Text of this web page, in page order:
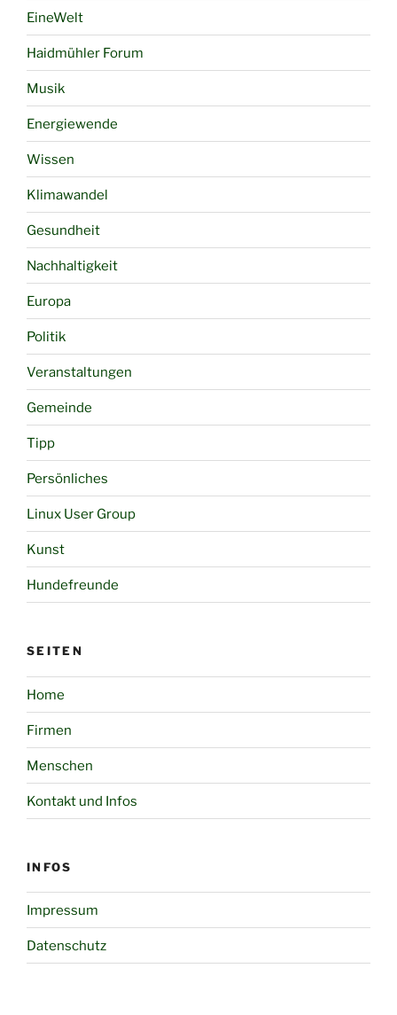
EineWelt
Haidmühler Forum
Musik
Energiewende
Wissen
Klimawandel
Gesundheit
Nachhaltigkeit
Europa
Politik
Veranstaltungen
Gemeinde
Tipp
Persönliches
Linux User Group
Kunst
Hundefreunde
SEITEN
Home
Firmen
Menschen
Kontakt und Infos
INFOS
Impressum
Datenschutz